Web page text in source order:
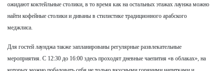
ожидают коктейльные столики, в то время как на остальных этажах лаунжа можно
найти кофейные столики и диваны в стилистике традиционного арабского
меджлиса.
Для гостей лаунджа также запланированы регулярные развлекательные
мероприятия. С 12:30 до 16:00 здесь проходят дневные чаепития «в облаках», на